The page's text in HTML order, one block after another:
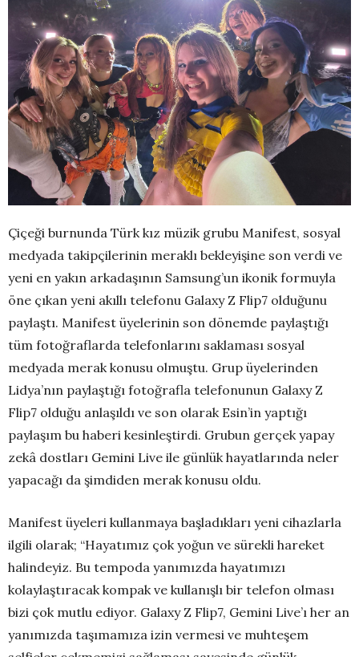
Çiçeği burnunda Türk kız müzik grubu Manifest, sosyal
medyada takipçilerinin meraklı bekleyişine son verdi ve
yeni en yakın arkadaşının Samsung’un ikonik formuyla
öne çıkan yeni akıllı telefonu Galaxy Z Flip7 olduğunu
paylaştı. Manifest üyelerinin son dönemde paylaştığı
tüm fotoğraflarda telefonlarını saklaması sosyal
medyada merak konusu olmuştu. Grup üyelerinden
Lidya’nın paylaştığı fotoğrafla telefonunun Galaxy Z
Flip7 olduğu anlaşıldı ve son olarak Esin’in yaptığı
paylaşım bu haberi kesinleştirdi. Grubun gerçek yapay
zekâ dostları Gemini Live ile günlük hayatlarında neler
yapacağı da şimdiden merak konusu oldu.
Manifest üyeleri kullanmaya başladıkları yeni cihazlarla
ilgili olarak; “Hayatımız çok yoğun ve sürekli hareket
halindeyiz. Bu tempoda yanımızda hayatımızı
kolaylaştıracak kompak ve kullanışlı bir telefon olması
bizi çok mutlu ediyor. Galaxy Z Flip7, Gemini Live’ı her an
yanımızda taşımamıza izin vermesi ve muhteşem